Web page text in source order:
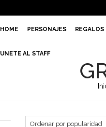
HOME PERSONAJES
UNETE AL STAFF